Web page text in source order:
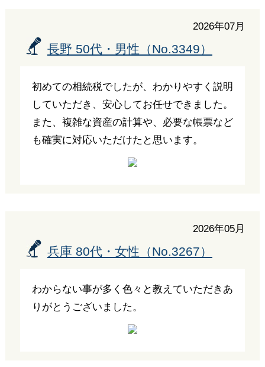
2026年07月
長野 50代・男性（No.3349）
初めての相続税でしたが、わかりやすく説明
していただき、安心してお任せできました。
また、複雑な資産の計算や、必要な帳票など
も確実に対応いただけたと思います。
2026年05月
兵庫 80代・女性（No.3267）
わからない事が多く色々と教えていただきあ
りがとうございました。